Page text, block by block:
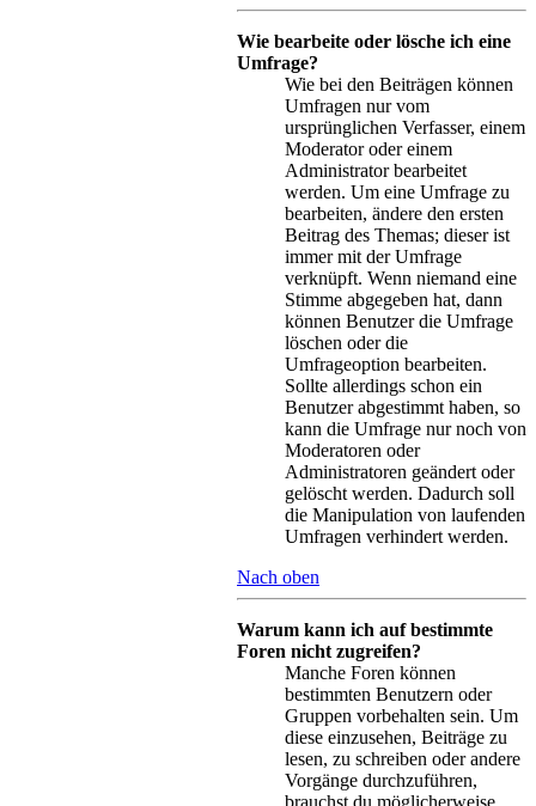
Wie bearbeite oder lösche ich eine
Umfrage?
Wie bei den Beiträgen können
Umfragen nur vom
ursprünglichen Verfasser, einem
Moderator oder einem
Administrator bearbeitet
werden. Um eine Umfrage zu
bearbeiten, ändere den ersten
Beitrag des Themas; dieser ist
immer mit der Umfrage
verknüpft. Wenn niemand eine
Stimme abgegeben hat, dann
können Benutzer die Umfrage
löschen oder die
Umfrageoption bearbeiten.
Sollte allerdings schon ein
Benutzer abgestimmt haben, so
kann die Umfrage nur noch von
Moderatoren oder
Administratoren geändert oder
gelöscht werden. Dadurch soll
die Manipulation von laufenden
Umfragen verhindert werden.
Nach oben
Warum kann ich auf bestimmte
Foren nicht zugreifen?
Manche Foren können
bestimmten Benutzern oder
Gruppen vorbehalten sein. Um
diese einzusehen, Beiträge zu
lesen, zu schreiben oder andere
Vorgänge durchzuführen,
brauchst du möglicherweise